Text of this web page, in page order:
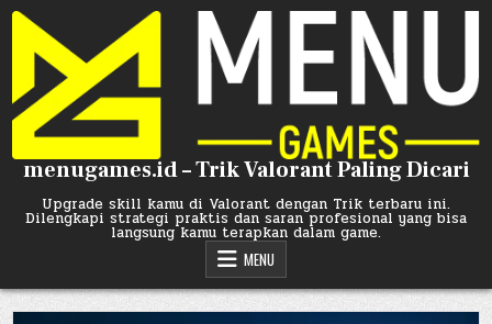
Skip
content
menugames.id – Trik Valorant Paling Dicari
Upgrade skill kamu di Valorant dengan Trik terbaru ini.
Dilengkapi strategi praktis dan saran profesional yang bisa
langsung kamu terapkan dalam game.
MENU